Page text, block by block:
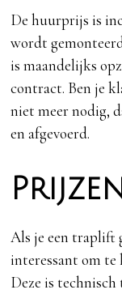
De huurprijs is
wordt
is maandelijks
contract. Ben je
niet meer nodig,
en afgevoerd.
Als je een traplift
interessant om te
Deze is